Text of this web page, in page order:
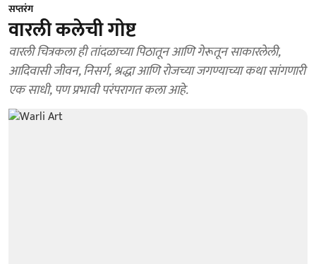
सप्तरंग
वारली कलेची गोष्ट
वारली चित्रकला ही तांदळाच्या पिठातून आणि गेरूतून साकारलेली,
आदिवासी जीवन, निसर्ग, श्रद्धा आणि रोजच्या जगण्याच्या कथा सांगणारी
एक साधी, पण प्रभावी परंपरागत कला आहे.